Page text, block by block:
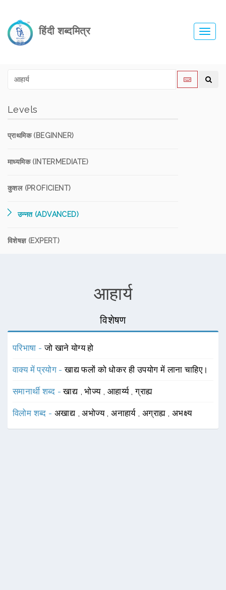
हिंदी शब्दमित्र
Levels
प्राथमिक (BEGINNER)
माध्यमिक (INTERMEDIATE)
कुशल (PROFICIENT)
उन्नत (ADVANCED)
विशेषज्ञ (EXPERT)
आहार्य
विशेषण
परिभाषा -जो खाने योग्य हो
वाक्य में प्रयोग -खाद्य फलों को धोकर ही उपयोग में लाना चाहिए।
समानार्थी शब्द -खाद्य ,भोज्य , आहार्य्य ,ग्राह्य
विलोम शब्द - अखाद्य ,अभोज्य ,अनाहार्य ,अग्राह्य , अभक्ष्य